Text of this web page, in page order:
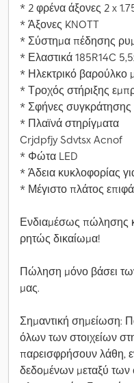
* 2 φρένα άξονες 2 x
* Άξονες KNOTT
* Σύστημα πέδησης
* Ελαστικά 185R14C
* Ηλεκτρικό βαρούλκο
* Τροχός στήριξης
* Σφήνες συγκράτησης
* Πλαϊνά στηρίγματα
Crjdpfjy Sdvtsx Acnof
* Φώτα LED
* Άδεια κυκλοφορίας
* Μέγιστο πλάτος
Ενδιαμέσως πώλησης
ρητώς δικαίωμα!
Πώληση μόνο βάσει
μας.
Σημαντική σημείωση:
όλων των στοιχείων
παρεισφρήσουν λάθη,
δεδομένων μεταξύ